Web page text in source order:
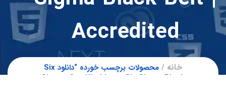
Accredited
خانه
محصولات برچسب خورده “دانلود Six
Sigma: Certified Lean Six Sigma Black